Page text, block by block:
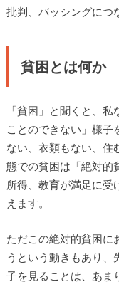
批判、バッシングにつ
貧困とは何か
「貧困」と聞くと、
ことのできない」様子
ない、衣類もない、住
態での貧困は「絶対的
所得、教育が満足に受
えます。
ただこの絶対的貧困に
うという動きもあり、
子を見ることは、あま